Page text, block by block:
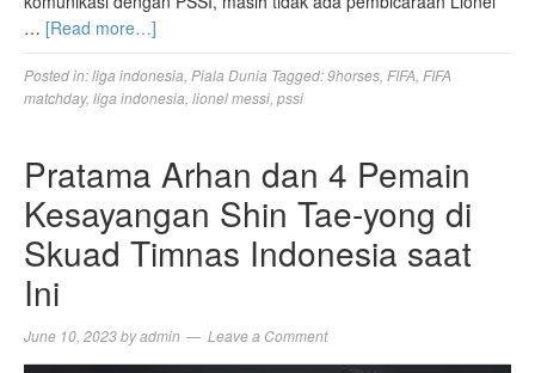
… [Read more…]
Posted in:liga indonesia Piala Dunia Tagged:9horses FIFA FIFA
matchday, liga indonesia lionel messi pssi
Pratama Arhan dan 4 Pemain
Kesayangan Shin Tae-yong di
Skuad Timnas Indonesia saat
Ini
June 10, 2023byadmin Leave a Comment